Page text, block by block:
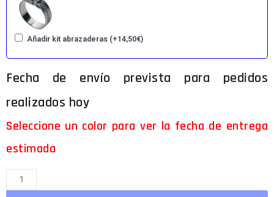
Añadir kit abrazaderas (+14,50€)
Seleccione un color para ver la fecha de entrega
estimada